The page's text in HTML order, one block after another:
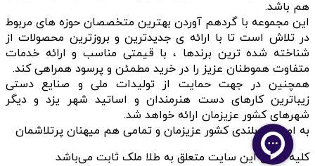
هم باشد.
این مجموعه با گردهم آوردن بهترین متخصصان حوزه های مربوط
در تلاش است تا با ارائه ی جدیدترین و بروزترین محصولات از
شناخته شده ترین برندها ، با قیمتی مناسب و ارائه خدمات
متفاوت هموطنان عزیز را در خرید مطمئن و پرسود همراهی کند.
همچنین در جهت حمایت از تولیدات ملی و صنایع دستی
زیباترین کارهای دست هنرمندان و اساتید شهر یزد و دیگر
شهرهای کشور عزیزمان ارائه خواهد شد.
به امید سربلندی کشور عزیزمان و تمامی هم میهنان پرتلاشمان
کلیه حقوق این سایت متعلق به طلا ملک ثابت می‌باشد